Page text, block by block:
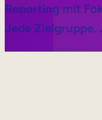
Reporting mit
Jede Zielgruppe.